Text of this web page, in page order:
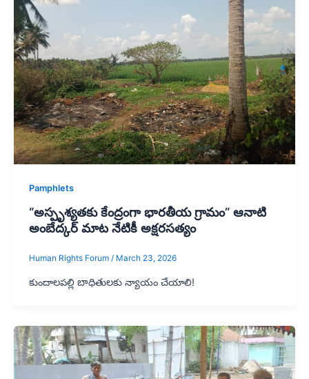
Pamphlets
“అస్పృశ్యతకు కేంద్రంగా భారతీయ గ్రామం” ఆనాటి
అంబేద్కర్ మాట నేటికీ అక్షరసత్యం
Human Rights Forum / March 23, 2026
కుందాలపల్లి బాధితులకు న్యాయం చేయాలి!